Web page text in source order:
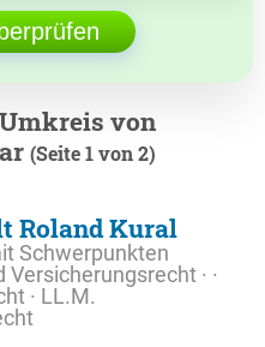
von
(Seite 1 von 2)
Roland Kural
Schwerpunkten
· ·
· LL.M.